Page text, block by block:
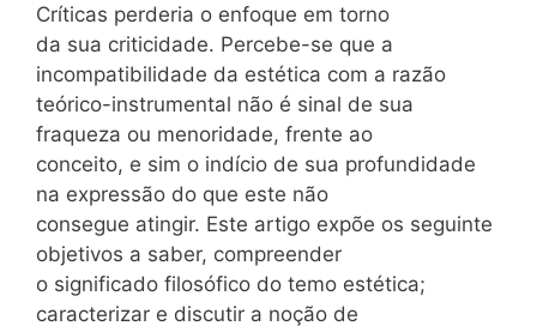
Críticas perderia o enfoque em torno
da sua criticidade. Percebe-se que a
incompatibilidade da estética com a razão
teórico-instrumental não é sinal de sua
fraqueza ou menoridade, frente ao
conceito, e sim o indício de sua profundidade
na expressão do que este não
consegue atingir. Este artigo expõe os seguinte
objetivos a saber, compreender
o significado filosófico do temo estética;
caracterizar e discutir a noção de